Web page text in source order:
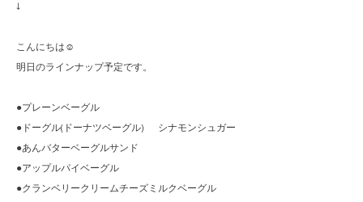
↓
こんにちは☺︎
明日のラインナップ予定です。
●プレーンベーグル
●ドーグル(ドーナツベーグル) シナモンシュガー
●あんバターベーグルサンド
●アップルパイベーグル
●クランベリークリームチーズミルクベーグル